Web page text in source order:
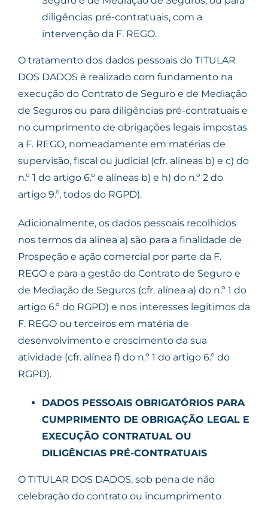
diligências pré-contratuais, com a
intervenção da F. REGO.
O tratamento dos dados pessoais do TITULAR
DOS DADOS é realizado com fundamento na
execução do Contrato de Seguro e de Mediação
de Seguros ou para diligências pré-contratuais e
no cumprimento de obrigações legais impostas
a F. REGO, nomeadamente em matérias de
supervisão, fiscal ou judicial (cfr. alíneas b) e c) do
n.º 1 do artigo 6.º e alíneas b) e h) do n.º 2 do
artigo 9.º, todos do RGPD).
Adicionalmente, os dados pessoais recolhidos
nos termos da alínea a) são para a finalidade de
Prospeção e ação comercial por parte da F.
REGO e para a gestão do Contrato de Seguro e
de Mediação de Seguros (cfr. alínea a) do n.º 1 do
artigo 6.º do RGPD) e nos interesses legítimos da
F. REGO ou terceiros em matéria de
desenvolvimento e crescimento da sua
atividade (cfr. alínea f) do n.º 1 do artigo 6.º do
RGPD).
DADOS PESSOAIS OBRIGATÓRIOS PARA
CUMPRIMENTO DE OBRIGAÇÃO LEGAL E
EXECUÇÃO CONTRATUAL OU
DILIGÊNCIAS PRÉ-CONTRATUAIS
O TITULAR DOS DADOS, sob pena de não
celebração do contrato ou incumprimento